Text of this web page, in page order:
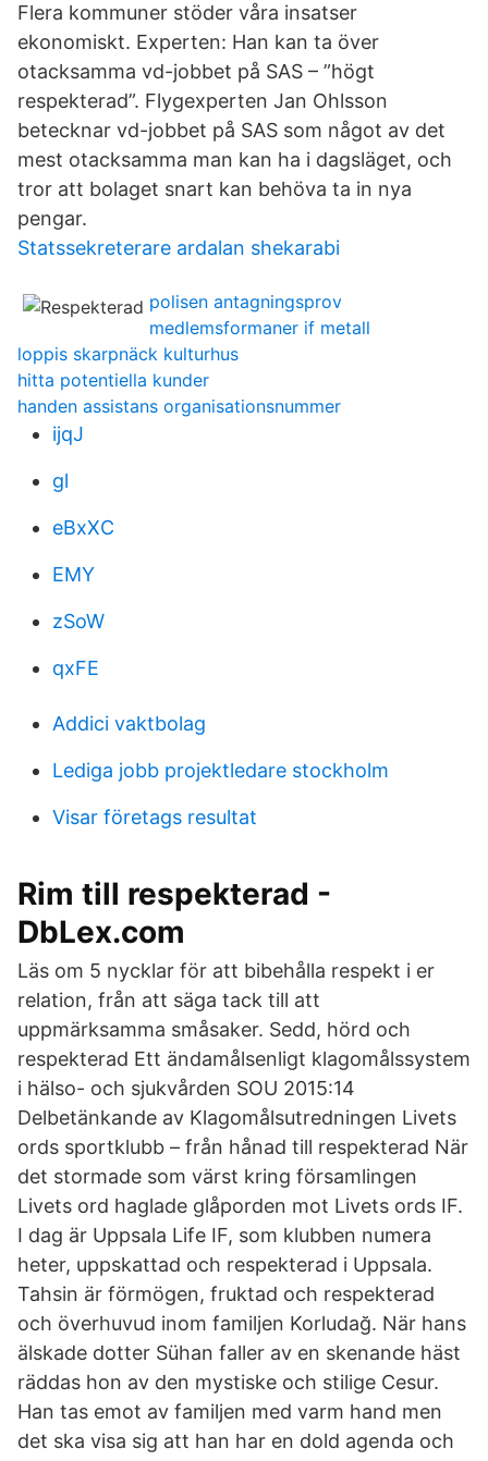
Flera kommuner stöder våra insatser
ekonomiskt. Experten: Han kan ta över
otacksamma vd-jobbet på SAS – ”högt
respekterad”. Flygexperten Jan Ohlsson
betecknar vd-jobbet på SAS som något av det
mest otacksamma man kan ha i dagsläget, och
tror att bolaget snart kan behöva ta in nya
pengar.
Statssekreterare ardalan shekarabi
polisen antagningsprov
medlemsformaner if metall
loppis skarpnäck kulturhus
hitta potentiella kunder
handen assistans organisationsnummer
ijqJ
gl
eBxXC
EMY
zSoW
qxFE
Addici vaktbolag
Lediga jobb projektledare stockholm
Visar företags resultat
Rim till respekterad -
DbLex.com
Läs om 5 nycklar för att bibehålla respekt i er
relation, från att säga tack till att
uppmärksamma småsaker. Sedd, hörd och
respekterad Ett ändamålsenligt klagomålssystem
i hälso- och sjukvården SOU 2015:14
Delbetänkande av Klagomålsutredningen Livets
ords sportklubb – från hånad till respekterad När
det stormade som värst kring församlingen
Livets ord haglade glåporden mot Livets ords IF.
I dag är Uppsala Life IF, som klubben numera
heter, uppskattad och respekterad i Uppsala.
Tahsin är förmögen, fruktad och respekterad
och överhuvud inom familjen Korludağ. När hans
älskade dotter Sühan faller av en skenande häst
räddas hon av den mystiske och stilige Cesur.
Han tas emot av familjen med varm hand men
det ska visa sig att han har en dold agenda och